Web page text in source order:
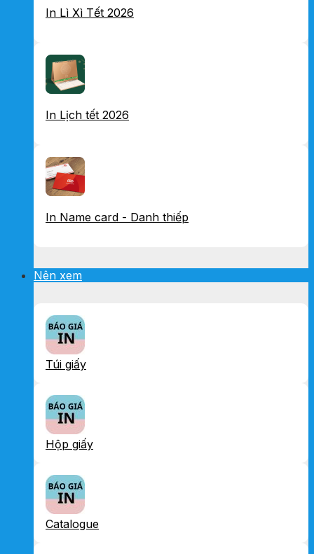
In Lì Xì Tết 2026
In Lịch tết 2026
In Name card - Danh thiếp
Nên xem
Túi giấy
Hộp giấy
Catalogue